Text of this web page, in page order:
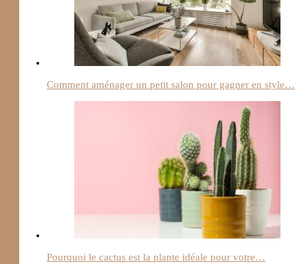
Comment aménager un petit salon pour gagner en style…
Pourquoi le cactus est la plante idéale pour votre…